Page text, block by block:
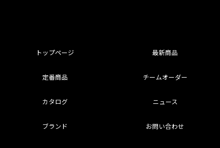
トップページ 最新商品
定番商品 チームオーダー
カタログ ニュース
ブランド お問い合わせ